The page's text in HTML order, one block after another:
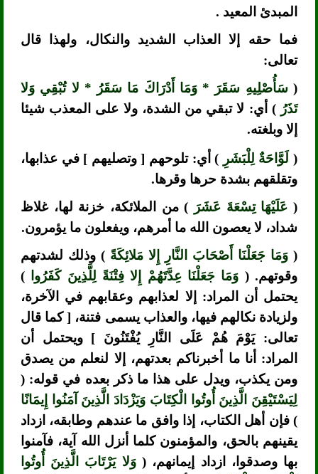
المبدئ المعيد .
فما حقه إلا العذاب الشديد والنكال، ولهذا قال
تعالى:
(سَأُصْلِيهِ سَقَرَ * وَمَا أَدْرَاكَ مَا سَقَرُ * لا تُبْقِي وَلا
تَذَرُ) أي: لا تبقي من الشدة، ولا على المعذب شيئا
إلا وبلغته.
(لَوَّاحَةٌ لِلْبَشَرِ ) أي: تلوحهم [ وتصليهم ] في عذابها،
وتقلقهم بشدة حرها وقرها.
(عَلَيْهَا تِسْعَةَ عَشَرَ ) من الملائكة، خزنة لها، غلاظ
شداد، لا يعصون الله ما أمرهم، ويفعلون ما يؤمرون.
(وَمَا جَعَلْنَا أَصْحَابَ النَّارِ إِلا مَلائِكَةً ) وذلك لشدتهم
وقوتهم. ( وَمَا جَعَلْنَا عِدَّتَهُمْ إِلا فِتْنَةً لِلَّذِينَ كَفَرُوا)
يحتمل أن المراد: إلا لعذابهم وعقابهم في الآخرة،
ولزيادة نكالهم فيها، والعذاب يسمى فتنة، [ كما قال
تعالى: يَوْمَ هُمْ عَلَى النَّارِ يُفْتَنُونَ ] ويحتمل أن
المراد: أنا ما أخبرناكم بعدتهم، إلا لنعلم من يصدق
ومن يكذب، ويدل على هذا ما ذكر بعده في قوله: (
لِيَسْتَيْقِنَ الَّذِينَ أُوتُوا الْكِتَابَ وَيَزْدَادَ الَّذِينَ آمَنُوا إِيمَانًا
) فإن أهل الكتاب، إذا وافق ما عندهم وطابقه، ازداد
يقينهم بالحق، والمؤمنون كلما أنزل الله آية، فآمنوا
بها وصدقوا، ازداد إيمانهم، (وَلا يَرْتَابَ الَّذِينَ أُوتُوا